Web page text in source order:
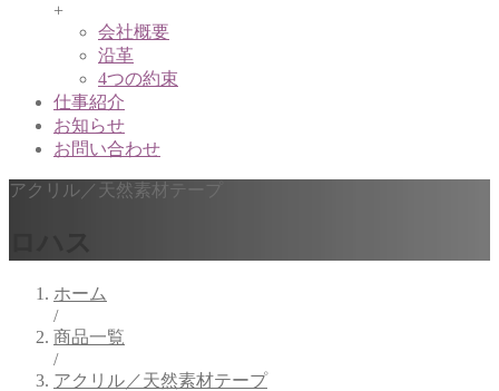
+
会社概要
沿革
4つの約束
仕事紹介
お知らせ
お問い合わせ
アクリル／天然素材テープ
ホーム
/
商品一覧
/
アクリル／天然素材テープ